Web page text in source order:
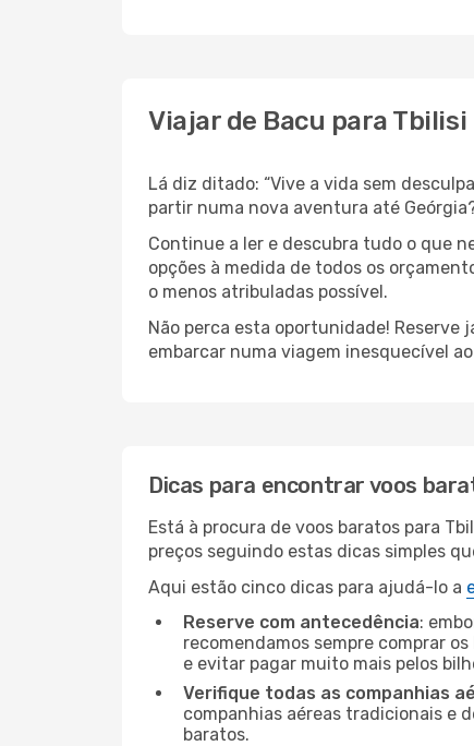
Viajar de Bacu para Tbilisi
Lá diz ditado: “Vive a vida sem
partir numa nova aventura até
Continue a ler e descubra tudo o que
opções à medida de todos os
o menos atribuladas possível.
Não perca esta oportunidade! Reserve
embarcar numa viagem inesquecível
Dicas para encontrar voos
Está à procura de voos baratos para
preços seguindo estas dicas simples
Aqui estão cinco dicas para ajudá-lo a
Reserve com antecedência:
recomendamos sempre comprar
e evitar pagar muito mais pelos
Verifique todas as companhias
companhias aéreas tradicionais e
baratos.